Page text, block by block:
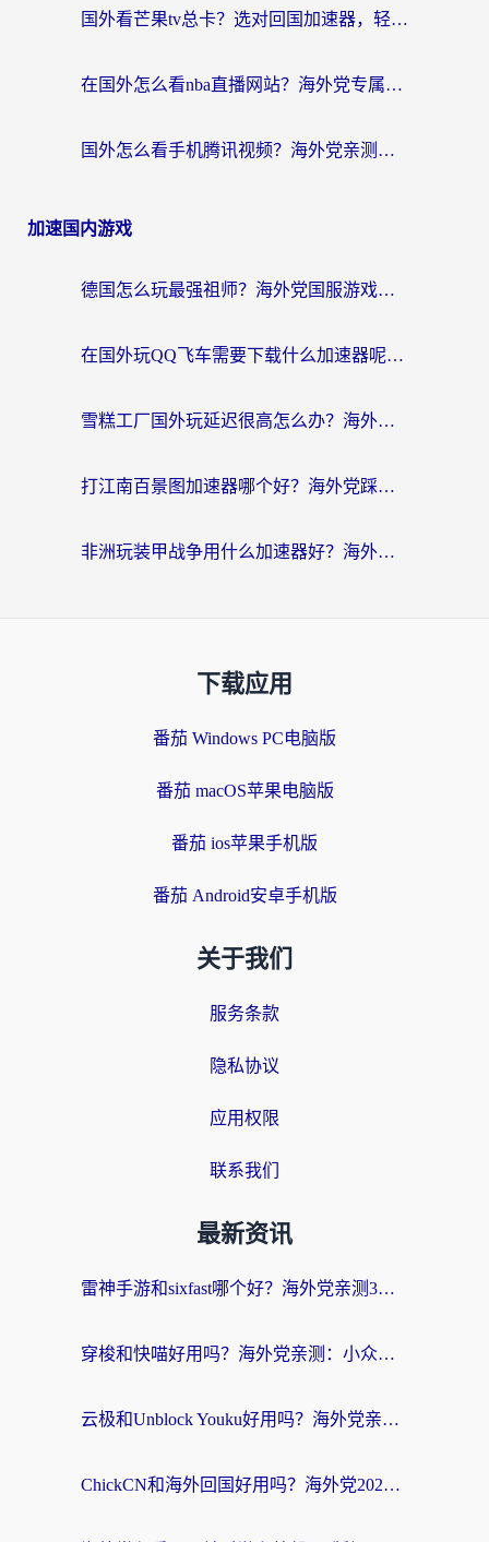
国外看芒果tv总卡？选对回国加速器，轻松追《浪姐》不费劲
在国外怎么看nba直播网站？海外党专属体育观赛指南，告别地区限制！
国外怎么看手机腾讯视频？海外党亲测有效的追剧加速器选择指南
加速国内游戏
德国怎么玩最强祖师？海外党国服游戏加速器选择全攻略（附宝可梦Online实测）
在国外玩QQ飞车需要下载什么加速器呢？海外党亲测有效的国服游戏加速指南
雪糕工厂国外玩延迟很高怎么办？海外玩家国服游戏加速终极攻略（附实测推荐）
打江南百景图加速器哪个好？海外党踩坑N次后，终于找到不卡的秘诀
非洲玩装甲战争用什么加速器好？海外党亲测有效的国服游戏加速方案
下载应用
番茄 Windows PC电脑版
番茄 macOS苹果电脑版
番茄 ios苹果手机版
番茄 Android安卓手机版
关于我们
服务条款
隐私协议
应用权限
联系我们
最新资讯
雷神手游和sixfast哪个好？海外党亲测3款回国加速器，教你选对不踩坑
穿梭和快喵好用吗？海外党亲测：小众加速器对比+番茄加速器深度体验
云极和Unblock Youku好用吗？海外党亲测+2026回国加速器避坑指南
ChickCN和海外回国好用吗？海外党2026亲测：从手游到影音，选对加速器的3个关键